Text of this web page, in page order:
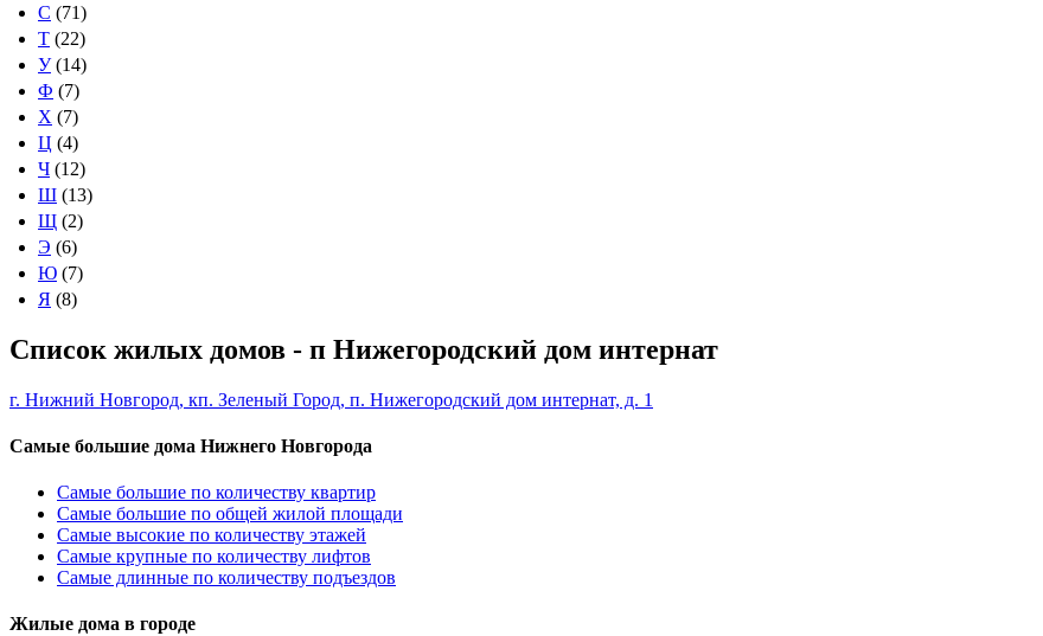
С (71)
Т (22)
У(14)
Ф (7)
Х (7)
Ц (4)
Ч (12)
Ш (13)
Щ (2)
Э (6)
Ю (7)
Я (8)
Список жилых домов - п Нижегородский дом интернат
г. Нижний Новгород, кп. Зеленый Город, п. Нижегородский дом интернат, д. 1
Самые большие дома Нижнего Новгорода
Самые большие по количеству квартир
Самые большие по общей жилой площади
Самые высокие по количеству этажей
Самые крупные по количеству лифтов
Самые длинные по количеству подъездов
Жилые дома в городе